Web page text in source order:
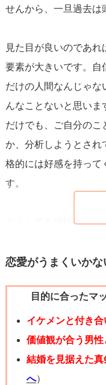
ことでしょう。
焦ら
チひとつでも女性ら
になってはいけないで
ので。まずは相槌を沢
っとハキハキぺらぺら
く話すことも意識して
昔から『女は愛嬌』と
コニコ、職場での単純
感度も高いです。
時々、俯瞰して自分を
男性がいるのでした
ういう人かを研究しま
レベルが高くて手を出
なりますよ。
せんから、一旦過去は
見た目が良いのであれ
要素が大きいです。自
だけの人間なんじゃな
んなことないと思いま
だけでも、ご自分のこ
か、分析しようとされ
格的には好感を持って
す。
どうしても経験値が
がら、自分にはどんな
たのなら、街コン、
リでも何でも構いま
ら、とにかくいろん
も意識してみて。
恋愛がうまくいかな
目的に合ったマ
イケメンと付き合
価値観が合う男
結婚を見据えた
へ）